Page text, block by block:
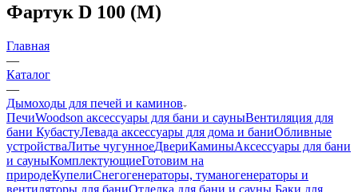
Фартук D 100 (М)
Главная
—
Каталог
—
Дымоходы для печей и каминов
ПечиWoodson аксессуары для бани и сауныВентиляция для
бани КубастуЛевада аксессуары для дома и баниОбливные
устройстваЛитье чугунноеДвериКаминыАксессуары для бани
и сауныКомплектующиеГотовим на
природеКупелиСнегогенераторы, туманогенераторы и
вентиляторы для баниОтделка для бани и сауны Баки для